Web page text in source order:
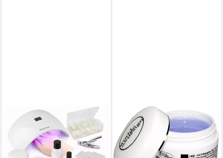
WORLD OF NAILS-DESIGN
UV-Gel LED/UV-Fiberglas Gel
klar 1 Phasengel, Aufbaugel
mit Sunblocker, professionelle